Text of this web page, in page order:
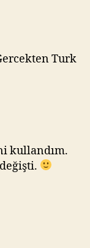
Turk
kullandım.